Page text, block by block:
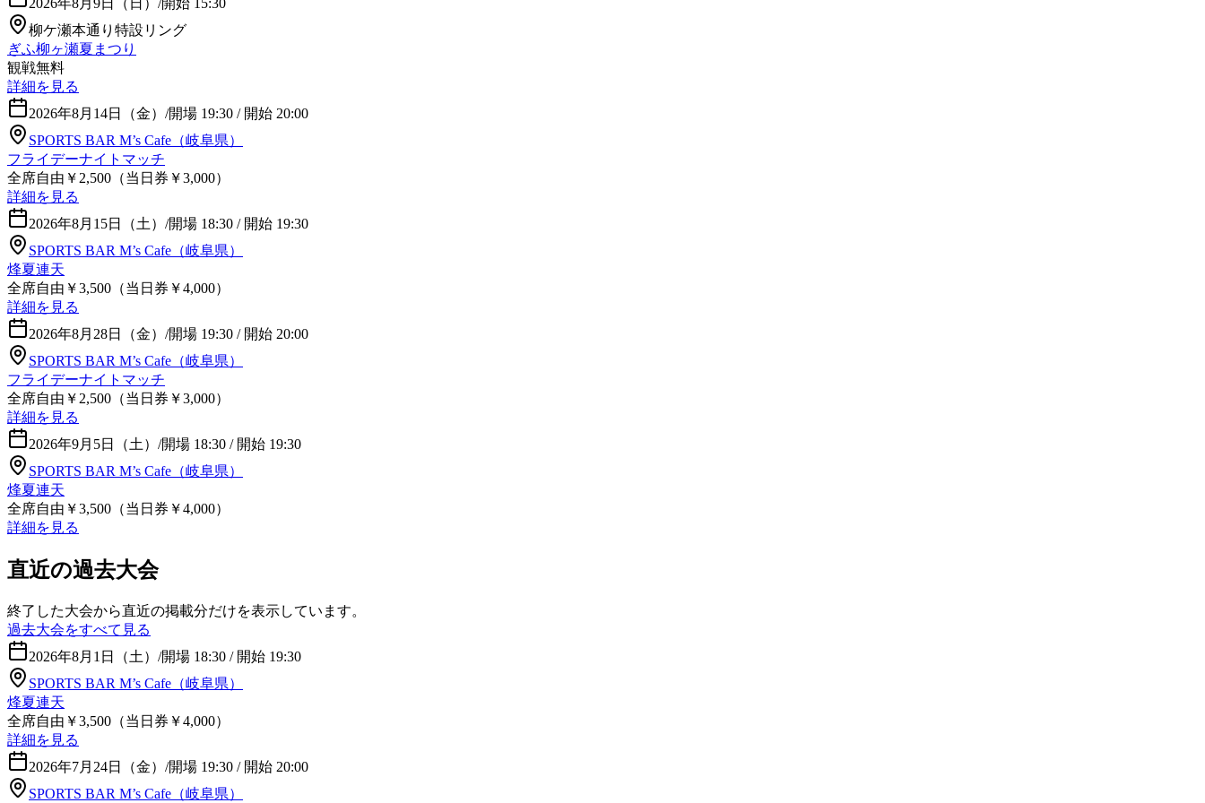
2026年8月9日（日） /開始 15:30
柳ケ瀬本通り特設リング
ぎふ柳ヶ瀬夏まつり
観戦無料
詳細を見る
2026年8月14日（金） /開場 19:30 / 開始 20:00
SPORTS BAR M’s Cafe（岐阜県）
フライデーナイトマッチ
全席自由￥2,500（当日券￥3,000）
詳細を見る
2026年8月15日（土） /開場 18:30 / 開始 19:30
SPORTS BAR M’s Cafe（岐阜県）
烽夏連天
全席自由￥3,500（当日券￥4,000）
詳細を見る
2026年8月28日（金） /開場 19:30 / 開始 20:00
SPORTS BAR M’s Cafe（岐阜県）
フライデーナイトマッチ
全席自由￥2,500（当日券￥3,000）
詳細を見る
2026年9月5日（土） /開場 18:30 / 開始 19:30
SPORTS BAR M’s Cafe（岐阜県）
烽夏連天
全席自由￥3,500（当日券￥4,000）
詳細を見る
直近の過去大会
終了した大会から直近の掲載分だけを表示しています。
過去大会をすべて見る
2026年8月1日（土） /開場 18:30 / 開始 19:30
SPORTS BAR M’s Cafe（岐阜県）
烽夏連天
全席自由￥3,500（当日券￥4,000）
詳細を見る
2026年7月24日（金） /開場 19:30 / 開始 20:00
SPORTS BAR M’s Cafe（岐阜県）